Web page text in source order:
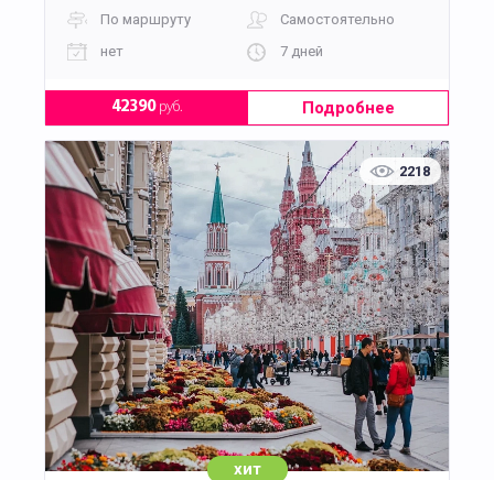
По маршруту
Самостоятельно
нет
7 дней
42390руб. Подробнее
2218
хит